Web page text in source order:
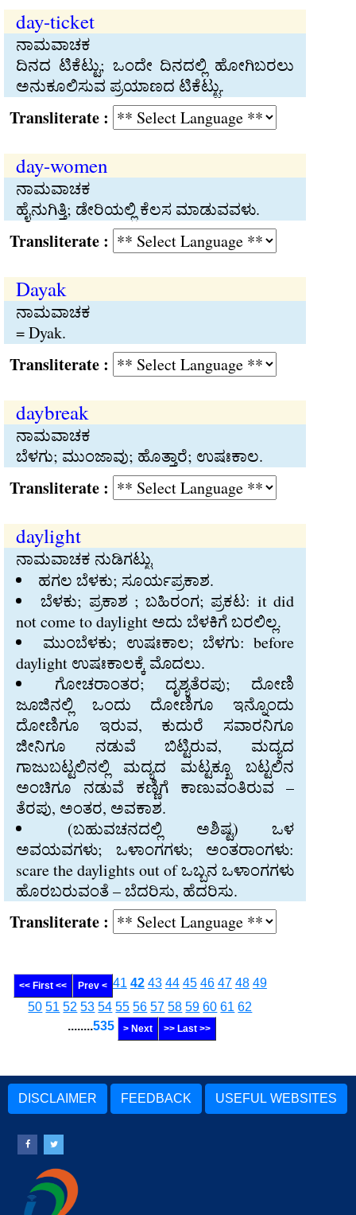
day-ticket
ನಾಮವಾಚಕ
ದಿನದ ಟಿಕೆಟ್ಟು; ಒಂದೇ ದಿನದಲ್ಲಿ ಹೋಗಿಬರಲು
ಅನುಕೂಲಿಸುವ ಪ್ರಯಾಣದ ಟಿಕೆಟ್ಟು.
:
day-women
ನಾಮವಾಚಕ
ಹೈನುಗಿತ್ತಿ; ಡೇರಿಯಲ್ಲಿ ಕೆಲಸ ಮಾಡುವವಳು.
:
Dayak
ನಾಮವಾಚಕ
= Dyak.
:
daybreak
ನಾಮವಾಚಕ
ಬೆಳಗು; ಮುಂಜಾವು; ಹೊತ್ತಾರೆ; ಉಷಃಕಾಲ.
:
daylight
ನಾಮವಾಚಕ ನುಡಿಗಟ್ಟು
ಹಗಲ ಬೆಳಕು; ಸೂರ್ಯಪ್ರಕಾಶ.
ಬೆಳಕು; ಪ್ರಕಾಶ ; ಬಹಿರಂಗ; ಪ್ರಕಟ: it did
not come to daylight ಅದು ಬೆಳಕಿಗೆ ಬರಲಿಲ್ಲ.
ಮುಂಬೆಳಕು; ಉಷಃಕಾಲ; ಬೆಳಗು: before
daylight ಉಷಃಕಾಲಕ್ಕೆ ಮೊದಲು.
ಗೋಚರಾಂತರ; ದೃಶ್ಯತೆರಪು; ದೋಣಿ
ಜೂಜಿನಲ್ಲಿ ಒಂದು ದೋಣಿಗೂ ಇನ್ನೊಂದು
ದೋಣಿಗೂ ಇರುವ, ಕುದುರೆ ಸವಾರನಿಗೂ
ಜೀನಿಗೂ ನಡುವೆ ಬಿಟ್ಟಿರುವ, ಮದ್ಯದ
ಗಾಜುಬಟ್ಟಲಿನಲ್ಲಿ ಮದ್ಯದ ಮಟ್ಟಕ್ಖೂ ಬಟ್ಟಲಿನ
ಅಂಚಿಗೂ ನಡುವೆ ಕಣ್ಣಿಗೆ ಕಾಣುವಂತಿರುವ –
ತೆರಪು, ಅಂತರ, ಅವಕಾಶ.
(ಬಹುವಚನದಲ್ಲಿ ಅಶಿಷ್ಟ) ಒಳ
ಅವಯವಗಳು; ಒಳಾಂಗಗಳು; ಅಂತರಾಂಗಳು:
scare the daylights out of ಒಬ್ಬನ ಒಳಾಂಗಗಳು
ಹೊರಬರುವಂತೆ – ಬೆದರಿಸು, ಹೆದರಿಸು.
:
<< First << Prev < 41 42 43 44 45 46 47 48 49
50 51 52 53 54 55 56 57 58 59 60 61 62
........535 > Next >> Last >>
DISCLAIMER FEEDBACK USEFUL WEBSITES